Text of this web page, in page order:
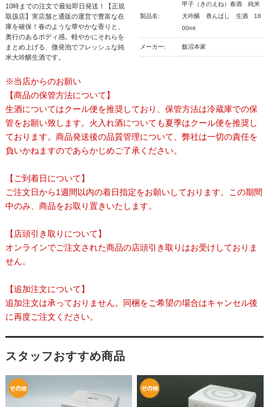
10時までの注文で最短即日発送！【正規
取扱店】実店舗と通販の運営で豊富な在
庫を確保！春のような華やかな香りと、
奥行のあるポディ感。軽やかにそれらを
まとめ上げる、微発泡でフレッシュな純
米大吟醸生酒です。
製品名:
甲子（きのえね）春酒 純米
大吟醸 香んばし 生酒 18
00ml
メーカー: 飯沼本家
※当店からのお願い
【商品の保管方法について】
生酒についてはクール便を推奨しており、保管方法は冷蔵庫での保
管をお願い致します。火入れ酒についても夏季はクール便を推奨し
ております。商品発送後の品質管理について、弊社は一切の責任を
負いかねますのであらかじめご了承ください。
【ご到着日について】
ご注文日から1週間以内の着日指定をお願いしております。この期間
中のみ、商品をお取り置きいたします。
【店頭引き取りについて】
オンラインでご注文された商品の店頭引き取りはお受けしておりま
せん。
【追加注文について】
追加注文は承っておりません。同梱をご希望の場合はキャンセル後
に再度ご注文ください。
スタッフおすすめ商品